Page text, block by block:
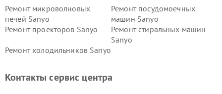
Ремонт микроволновых
печей Sanyo
Ремонт посудомоечных
машин Sanyo
Ремонт проекторов Sanyo
Ремонт стиральных машин
Sanyo
Ремонт холодильников Sanyo
Контакты сервис центра